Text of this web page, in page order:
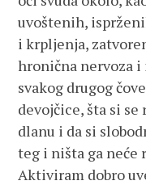
uvoštenih,
i krpljenja,
hronična nervoza
svakog drugog
devojčice, šta si se
dlanu i da si
teg i ništa ga neće
Aktiviram dobro